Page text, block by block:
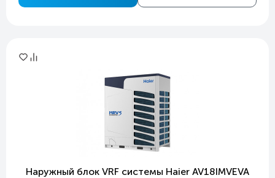
Наружный блок VRF системы Haier AV18IMVEVA